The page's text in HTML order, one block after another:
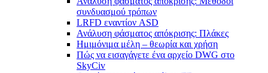
συνδυασμού τρόπων
LRFD εναντίον ASD
Ανάλυση φάσματος απόκρισης: Πλάκες
Ημιμόνιμα μέλη – θεωρία και χρήση
Πώς να εισαγάγετε ένα αρχείο DWG στο
SkyCiv